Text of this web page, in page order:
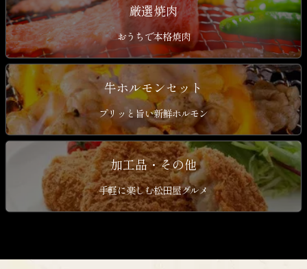
厳選焼肉
おうちで本格焼肉
牛ホルモンセット
プリッと旨い新鮮ホルモン
加工品・その他
手軽に楽しむ松田屋グルメ